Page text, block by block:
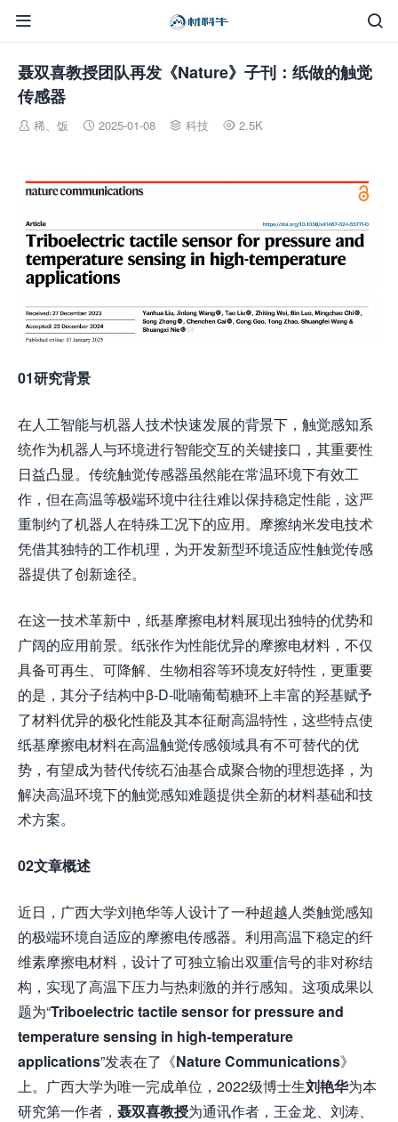


聂双喜教授团队再发《Nature》子刊：纸做的触觉
传感器
 稀、饭  2025-01-08  科技  2.5K
01研究背景
在人工智能与机器人技术快速发展的背景下，触觉感知系
统作为机器人与环境进行智能交互的关键接口，其重要性
日益凸显。传统触觉传感器虽然能在常温环境下有效工
作，但在高温等极端环境中往往难以保持稳定性能，这严
重制约了机器人在特殊工况下的应用。摩擦纳米发电技术
凭借其独特的工作机理，为开发新型环境适应性触觉传感
器提供了创新途径。
在这一技术革新中，纸基摩擦电材料展现出独特的优势和
广阔的应用前景。纸张作为性能优异的摩擦电材料，不仅
具备可再生、可降解、生物相容等环境友好特性，更重要
的是，其分子结构中β-D-吡喃葡萄糖环上丰富的羟基赋予
了材料优异的极化性能及其本征耐高温特性，这些特点使
纸基摩擦电材料在高温触觉传感领域具有不可替代的优
势，有望成为替代传统石油基合成聚合物的理想选择，为
解决高温环境下的触觉感知难题提供全新的材料基础和技
术方案。
02文章概述
近日，广西大学刘艳华等人设计了一种超越人类触觉感知
的极端环境自适应的摩擦电传感器。利用高温下稳定的纤
维素摩擦电材料，设计了可独立输出双重信号的非对称结
构，实现了高温下压力与热刺激的并行感知。这项成果以
题为“Triboelectric tactile sensor for pressure and
temperature sensing in high-temperature
applications”发表在了《Nature Communications》
上。广西大学为唯一完成单位，2022级博士生刘艳华为本
研究第一作者， 聂双喜教授为通讯作者，王金龙、刘涛、